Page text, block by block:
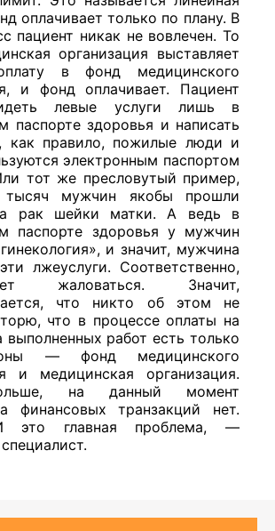
оплачивает только по плану. В
пациент никак не вовлечен. То
организация выставляет
в фонд медицинского
и фонд оплачивает. Пациент
левые услуги лишь в
паспорте здоровья и написать
как правило, пожилые люди и
электронным паспортом
тот же пресловутый пример,
тысяч мужчин якобы прошли
рак шейки матки. А ведь в
паспорте здоровья у мужчин
и значит, мужчина
лжеуслуги. Соответственно,
жаловаться. Значит,
что никто об этом не
что в процессе оплаты на
выполненных работ есть только
— фонд медицинского
и медицинская организация.
на данный момент
финансовых транзакций нет.
это главная проблема, —